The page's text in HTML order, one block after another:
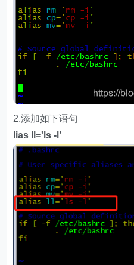
2.添加如下语句
lias ll='ls -l’